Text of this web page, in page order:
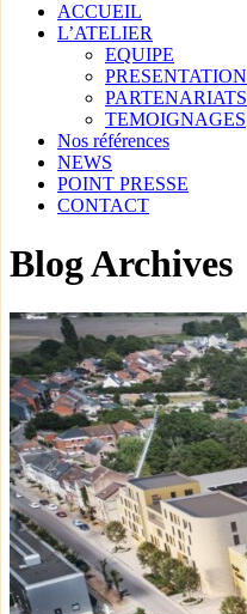
ACCUEIL
L’ATELIER
EQUIPE
PRESENTATION
PARTENARIATS
TEMOIGNAGES
Nos références
NEWS
POINT PRESSE
CONTACT
Blog Archives